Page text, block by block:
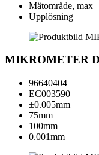
Mätområde, max
Upplösning
MIKROMETER
96640404
EC003590
±0.005mm
75mm
100mm
0.001mm